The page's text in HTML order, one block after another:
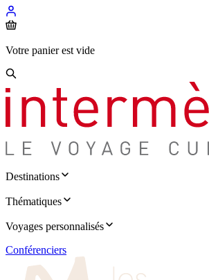
Votre panier est vide
Destinations
Thématiques
Voyages personnalisés
Conférenciers